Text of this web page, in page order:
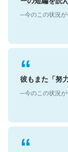
彼もまた「努